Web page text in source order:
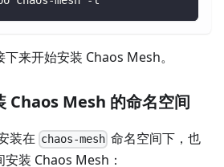
来开始安装 Chaos Mesh。
Chaos Mesh 的命名空间
装在 chaos-mesh 命名空间下，也
装 Chaos Mesh：